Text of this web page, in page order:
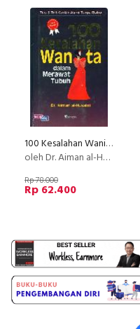
100 Kesalahan Wanita dalam merawat Tubuh (2013)
oleh Dr. Aiman al-Husaini
Rp 78.000
Rp 62.400